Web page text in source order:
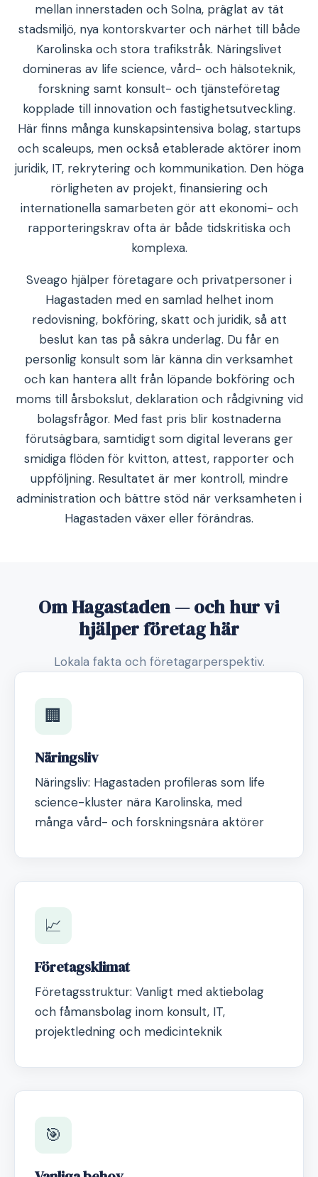
mellan innerstaden och Solna, präglat av tät
stadsmiljö, nya kontorskvarter och närhet till både
Karolinska och stora trafikstråk. Näringslivet
domineras av life science, vård- och hälsoteknik,
forskning samt konsult- och tjänsteföretag
kopplade till innovation och fastighetsutveckling.
Här finns många kunskapsintensiva bolag, startups
och scaleups, men också etablerade aktörer inom
juridik, IT, rekrytering och kommunikation. Den höga
rörligheten av projekt, finansiering och
internationella samarbeten gör att ekonomi- och
rapporteringskrav ofta är både tidskritiska och
komplexa.
Sveago hjälper företagare och privatpersoner i
Hagastaden med en samlad helhet inom
redovisning, bokföring, skatt och juridik, så att
beslut kan tas på säkra underlag. Du får en
personlig konsult som lär känna din verksamhet
och kan hantera allt från löpande bokföring och
moms till årsbokslut, deklaration och rådgivning vid
bolagsfrågor. Med fast pris blir kostnaderna
förutsägbara, samtidigt som digital leverans ger
smidiga flöden för kvitton, attest, rapporter och
uppföljning. Resultatet är mer kontroll, mindre
administration och bättre stöd när verksamheten i
Hagastaden växer eller förändras.
Om Hagastaden — och hur vi
hjälper företag här
Lokala fakta och företagarperspektiv.
🏢
Näringsliv
Näringsliv: Hagastaden profileras som life
science-kluster nära Karolinska, med
många vård- och forskningsnära aktörer
📈
Företagsklimat
Företagsstruktur: Vanligt med aktiebolag
och fåmansbolag inom konsult, IT,
projektledning och medicinteknik
🎯